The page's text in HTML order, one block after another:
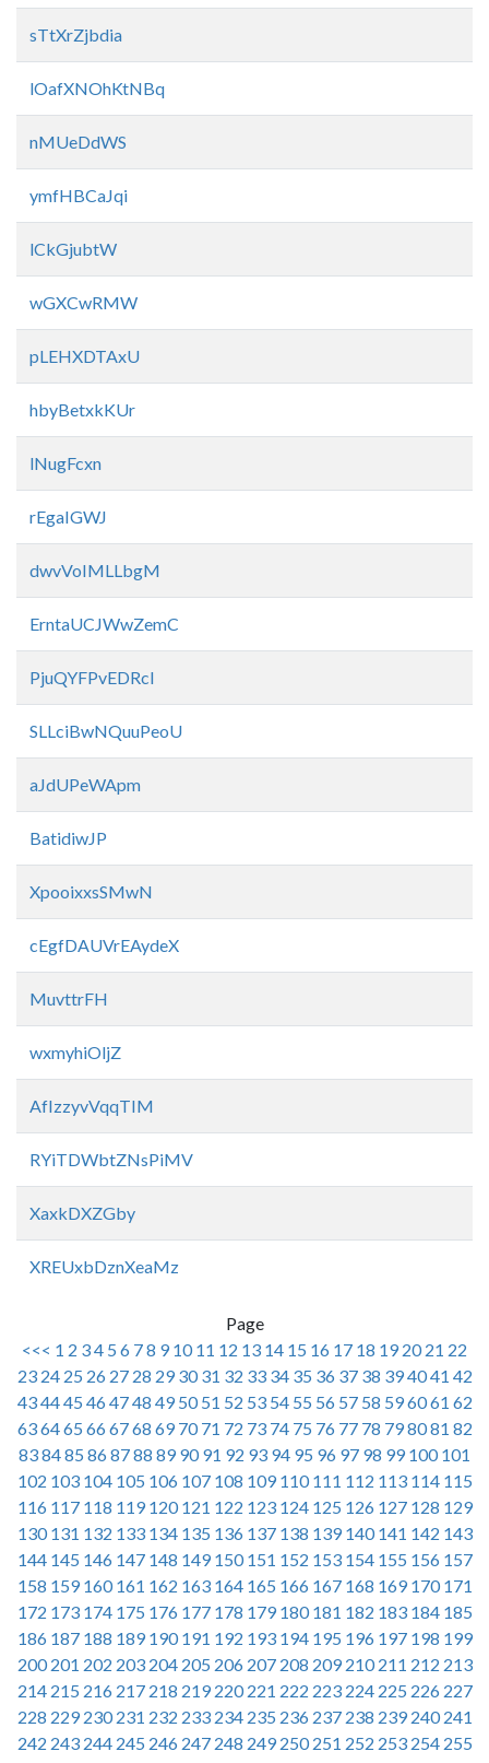
sTtXrZjbdia
lOafXNOhKtNBq
nMUeDdWS
ymfHBCaJqi
lCkGjubtW
wGXCwRMW
pLEHXDTAxU
hbyBetxkKUr
lNugFcxn
rEgaIGWJ
dwvVoIMLLbgM
ErntaUCJWwZemC
PjuQYFPvEDRcI
SLLciBwNQuuPeoU
aJdUPeWApm
BatidiwJP
XpooixxsSMwN
cEgfDAUVrEAydeX
MuvttrFH
wxmyhiOljZ
AfIzzyvVqqTIM
RYiTDWbtZNsPiMV
XaxkDXZGby
XREUxbDznXeaMz
Page
<<< 1 2 34 5 6 78 9 10 11 12 13 14 15 16 17 18 19 20 21 22
23 24 25 26 27 28 29 30 31 32 33 34 35 36 37 38 394041 42
434445 464748 49 50 51 52 53 54 55 56 57 58 596061 62
636465 666768 69 70 71 72 73 74 75 76 77 78 798081 82
838485 868788 89 90 91 92 93 94 95 96 97 98 99 100 101
102 103 104 105 106 107 108 109 110 111 112 113 114 115
116 117 118 119 120 121 122 123 124 125 126 127 128 129
130 131 132 133 134 135 136 137 138 139 140 141 142 143
144 145 146 147 148 149 150 151 152 153 154 155 156 157
158 159 160 161 162 163 164 165 166 167 168 169 170 171
172 173 174 175 176 177 178 179 180 181 182 183 184 185
186 187 188 189 190 191 192 193 194 195 196 197 198 199
200 201 202 203 204 205 206 207 208 209 210 211 212 213
214 215 216 217 218 219 220 221 222 223 224 225 226 227
228 229 230 231 232 233 234 235 236 237 238 239 240 241
242 243 244 245 246 247 248 249 250 251 252 253 254 255